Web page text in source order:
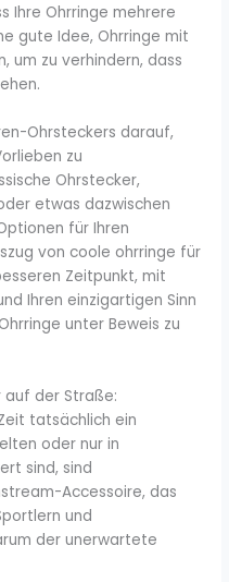
Ihre Ohrringe mehrere
gute Idee, Ohrringe mit
um zu verhindern, dass
Ohrsteckers darauf,
zu
Ohrstecker,
etwas dazwischen
für Ihren
von coole ohrringe für
Zeitpunkt, mit
Ihren einzigartigen Sinn
unter Beweis zu
der Straße:
tatsächlich ein
oder nur in
sind, sind
Accessoire, das
und
der unerwartete